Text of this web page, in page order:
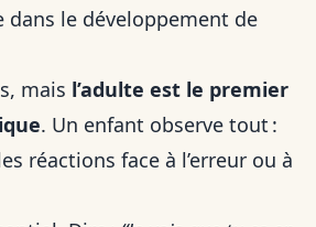
dans le développement de
mais l’adulte est le premier
. Un enfant observe tout :
réactions face à l’erreur ou à